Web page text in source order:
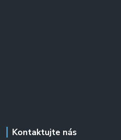
Kontaktujte nás